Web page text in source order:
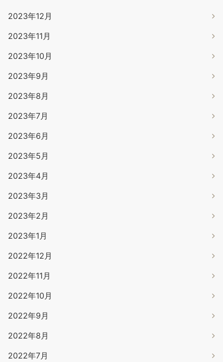
2023年12月
2023年11月
2023年10月
2023年9月
2023年8月
2023年7月
2023年6月
2023年5月
2023年4月
2023年3月
2023年2月
2023年1月
2022年12月
2022年11月
2022年10月
2022年9月
2022年8月
2022年7月